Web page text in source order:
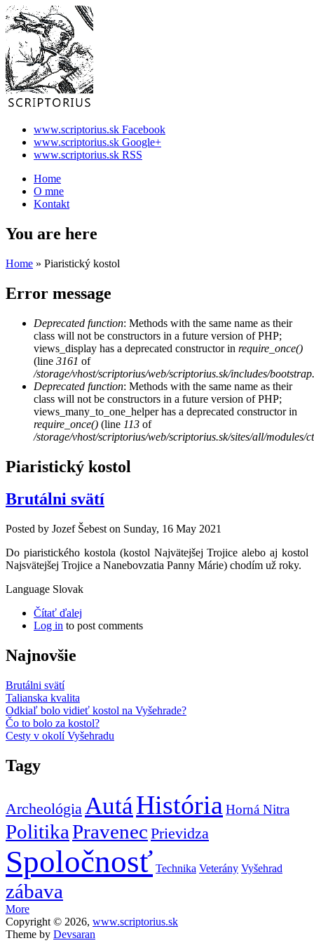
www.scriptorius.sk Facebook
www.scriptorius.sk Google+
www.scriptorius.sk RSS
Home
O mne
Kontakt
You are here
Home » Piaristický kostol
Error message
Deprecated function: Methods with the same name as their
class will not be constructors in a future version of PHP;
views_display has a deprecated constructor in require_once()
(line 3161 of
/storage/vhost/scriptorius/web/scriptorius.sk/includes/
Deprecated function: Methods with the same name as their
class will not be constructors in a future version of PHP;
views_many_to_one_helper has a deprecated constructor in
require_once() (line 113 of
/storage/vhost/scriptorius/web/scriptorius.sk/sites/all/modules/
Piaristický kostol
Brutálni svätí
Posted by Jozef Šebest on Sunday, 16 May 2021
Do piaristického kostola (kostol Najvätejšej Trojice alebo aj kostol
Najsvätejšej Trojice a Nanebovzatia Panny Márie) chodím už roky.
Language Slovak
Čítať ďalej
Log in to post comments
Najnovšie
Brutálni svätí
Talianska kvalita
Odkiaľ bolo vidieť kostol na Vyšehrade?
Čo to bolo za kostol?
Cesty v okolí Vyšehradu
Tagy
Archeológia AutáHistória Horná Nitra
PolitikaPravenec Prievidza
Spoločnosť Technika Veterány Vyšehrad
zábava
More
Copyright © 2026, www.scriptorius.sk
Theme by Devsaran